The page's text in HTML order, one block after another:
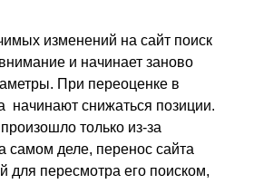
изменений на сайт поиск
и начинает заново
При переоценке в
начинают снижаться позиции.
только из-за
самом деле, перенос сайта
для пересмотра его поиском,